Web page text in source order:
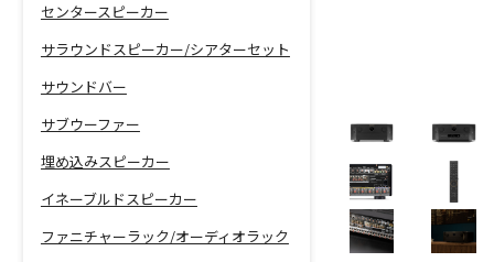
センタースピーカー
サラウンドスピーカー/シアターセット
サウンドバー
サブウーファー
埋め込みスピーカー
イネーブルドスピーカー
ファニチャーラック/オーディオラック